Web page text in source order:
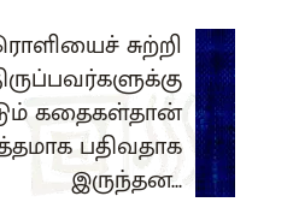
சுற்றி
கதைகள்தான்
பதிவதாக
இருந்தன...